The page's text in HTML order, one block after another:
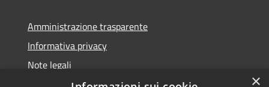
Amministrazione trasparente
Informativa privacy
Note legali
Dichiarazione di accessibilità
×